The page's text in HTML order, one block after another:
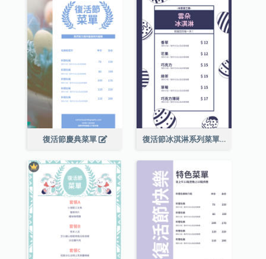
復活節慶典菜單 復活節冰淇淋系列菜單